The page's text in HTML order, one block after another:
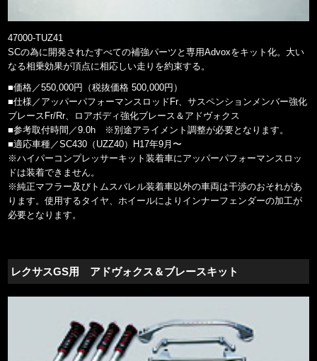
47000-TUZ41
SCの為に開発されたすべての補強パーツと専用Advoxをキット化。大い
なる相乗効果が頂点に相応しい走りを約束する。
■価格／550,000円（税抜価格 500,000円）
■仕様／アッパーパフォーマンスロッドFr、サスペンションメンバー強化
ブレースFr/Rr、ロアボディ強化ブレース＆アドヴォクス
■参考取付時間／9.0h ※別途アライメント調整が必要となります。
■適応車種／SC430（UZZ40）H17年9月〜
※ハイパーコンプレッサーキット装着車にアッパーパフォーマンスロッ
ドは装着できません。
※純正マフラー及びトムスバレル装着車以外の車両は干渉のおそれがあ
ります。使用するタイヤ、ホイールによりインナーフェンダーの加工が
必要となります。
レクサスGS用 アドヴォクス＆ブレースキット